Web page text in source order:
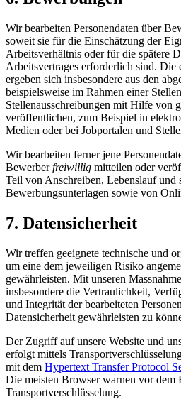
Wir bearbeiten Personendaten über
soweit sie für die Einschätzung der
Arbeitsverhältnis oder für die spätere
Arbeitsvertrages erforderlich sind. Die
ergeben sich insbesondere aus den
beispielsweise im Rahmen einer
Stellenausschreibungen mit Hilfe von
veröffentlichen, zum Beispiel in
Medien oder bei Jobportalen und
Wir bearbeiten ferner jene
Bewerberfreiwillig mitteilen oder
Teil von Anschreiben, Lebenslauf und
Bewerbungsunterlagen sowie von
7. Daten­sicherheit
Wir treffen geeignete technische und
um eine dem jeweiligen Risiko
gewähr­leisten. Mit unseren
insbesondere die Ver­traulichkeit,
und Integrität der bearbeiteten
Daten­sicherheit gewährleisten zu
Der Zugriff auf unsere Website und
erfolgt mittels
mit dem Hypertext Transfer Protocol
Die meisten Browser warnen vor dem
Transport­verschlüsselung.